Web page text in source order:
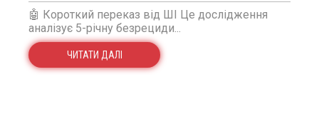
🤖 Короткий переказ від ШІ Це дослідження
аналізує 5-річну безрециди...
ЧИТАТИ ДАЛІ